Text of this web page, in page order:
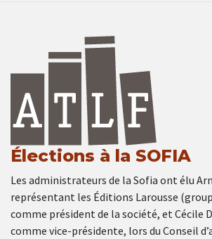
Élections à la SOFIA
Les administrateurs de la Sofia ont élu
représentant les Éditions Larousse
comme président de la société, et Cécile
comme vice-présidente, lors du Conseil